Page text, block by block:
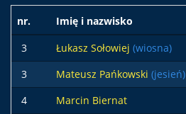
nr. Imię i nazwisko
3
Łukasz Sołowiej (wiosna)
3 Mateusz Pańkowski (jesień)
4 Marcin Biernat